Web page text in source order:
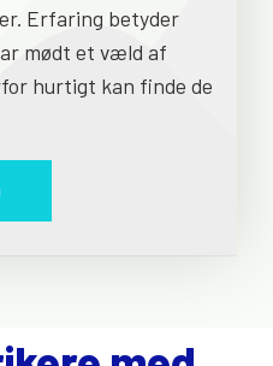
Erfaring betyder
mødt et væld af
hurtigt kan finde de